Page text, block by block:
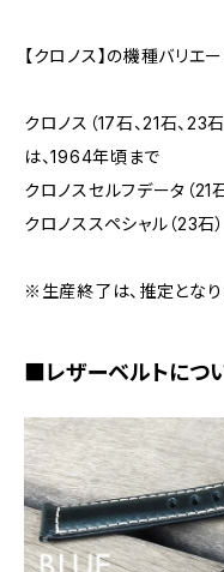
【クロノス】の機種バリエ
クロノス（17石、21石、
は、1964年頃まで
クロノスセルフデータ（21
クロノススペシャル（23
※生産終了は、推定となり
■レザーベルトにつ